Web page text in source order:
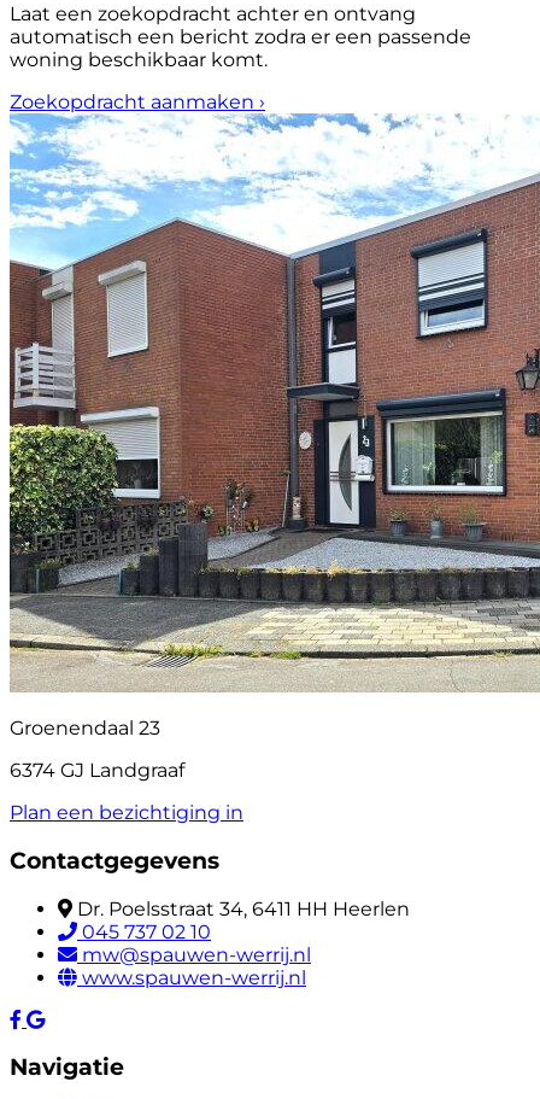
Laat een zoekopdracht achter en ontvang
automatisch een bericht zodra er een passende
woning beschikbaar komt.
Zoekopdracht aanmaken ›
Groenendaal 23
6374 GJ Landgraaf
Plan een bezichtiging in
Contactgegevens
Dr. Poelsstraat 34, 6411 HH Heerlen
045 737 02 10
mw@spauwen-werrij.nl
www.spauwen-werrij.nl
Navigatie